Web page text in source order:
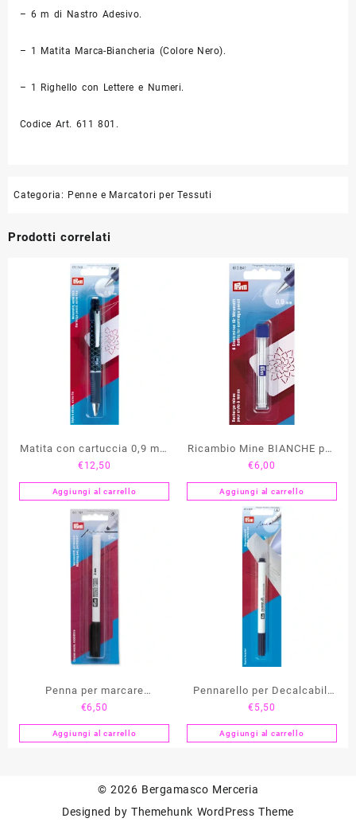
– 6 m di Nastro Adesivo.
– 1 Matita Marca-Biancheria (Colore Nero).
– 1 Righello con Lettere e Numeri.
Codice Art. 611 801.
Categoria: Penne e Marcatori per Tessuti
Prodotti correlati
Matita con cartuccia 0,9 mm
“Extra Fine” PRYM
€ 12,50
Aggiungi al carrello
Ricambio Mine BIANCHE per
Matita “Extra Fine” 0,9 mm
PRYM
€6,00
Aggiungi al carrello
Penna per marcare
INDELEBILE 2 mm PRYM
€6,50
Aggiungi al carrello
Pennarello per Decalcabili
PRYM
€ 5,50
Aggiungi al carrello
© 2026 Bergamasco Merceria
Designed by Themehunk WordPress Theme